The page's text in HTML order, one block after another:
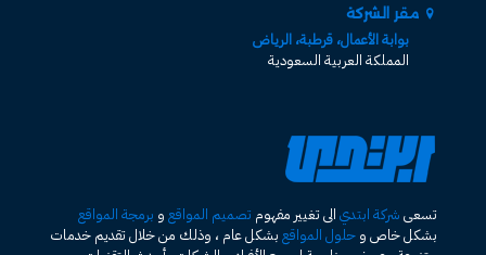
مقر الشركة
بوابة الأعمال، قرطبة، الرياض
المملكة العربية السعودية
تسعى شركة ابتدي الى تغيير مفهوم تصميم المواقع و برمجة المواقع
بشكل خاص و حلول المواقع بشكل عام ، وذلك من خلال تقديم خدمات